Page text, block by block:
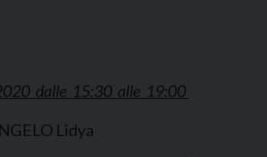
dalle 15:30 alle 19:00
Lidya